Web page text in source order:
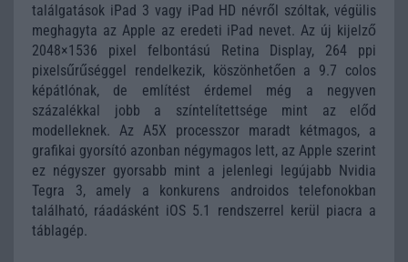
találgatások iPad 3 vagy iPad HD névről szóltak, végülis
meghagyta az Apple az eredeti iPad nevet. Az új kijelző
2048×1536 pixel felbontású Retina Display, 264 ppi
pixelsűrűséggel rendelkezik, köszönhetően a 9.7 colos
képátlónak, de említést érdemel még a negyven
százalékkal jobb a színtelítettsége mint az előd
modelleknek. Az A5X processzor maradt kétmagos, a
grafikai gyorsító azonban négymagos lett, az Apple szerint
ez négyszer gyorsabb mint a jelenlegi legújabb Nvidia
Tegra 3, amely a konkurens androidos telefonokban
található, ráadásként iOS 5.1 rendszerrel kerül piacra a
táblagép.